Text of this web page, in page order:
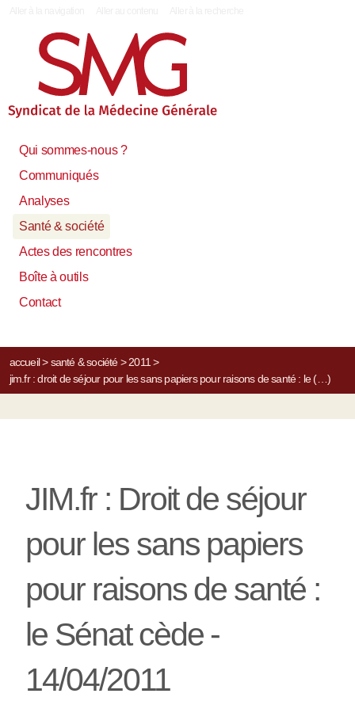
Qui sommes-nous ?
Communiqués
Analyses
Santé & société
Actes des rencontres
Boîte à outils
Contact
accueil> santé & société> 2011 >
jim.fr : droit de séjour pour les sans papiers pour raisons de santé : le (…)
JIM.fr : Droit de séjour
pour les sans papiers
pour raisons de santé :
le Sénat cède -
14/04/2011